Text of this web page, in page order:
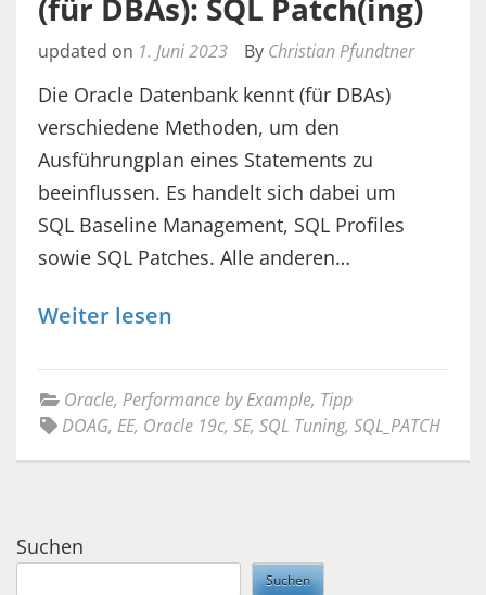
(für DBAs): SQL Patch(ing)
updated on 1. Juni 2023 By Christian Pfundtner
Die Oracle Datenbank kennt (für DBAs)
verschiedene Methoden, um den
Ausführungplan eines Statements zu
beeinflussen. Es handelt sich dabei um
SQL Baseline Management, SQL Profiles
sowie SQL Patches. Alle anderen…
Weiter lesen
Oracle, Performance by Example, Tipp
DOAG, EE, Oracle 19c, SE, SQL Tuning, SQL_PATCH
Suchen
Suchen